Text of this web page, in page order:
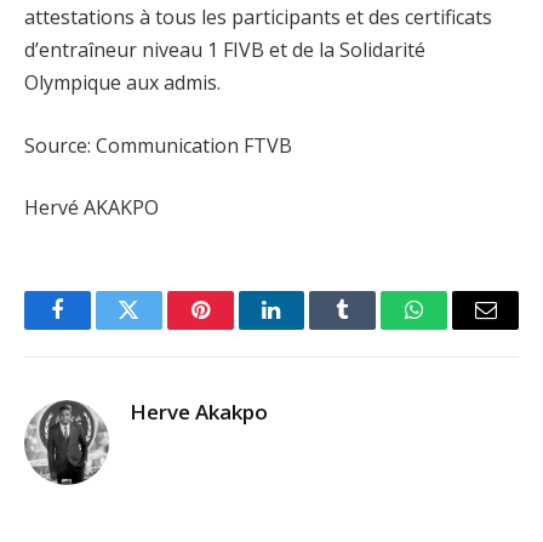
attestations à tous les participants et des certificats
d’entraîneur niveau 1 FIVB et de la Solidarité
Olympique aux admis.
Source: Communication FTVB
Hervé AKAKPO
FacebookTwitter PinterestLinkedInTumblr WhatsAppEmail
Herve Akakpo